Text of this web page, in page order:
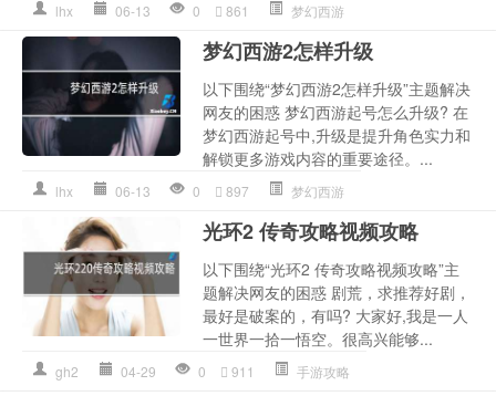
lhx 06-13 0 861 梦幻西游
梦幻西游2怎样升级
以下围绕“梦幻西游2怎样升级”主题解决
网友的困惑 梦幻西游起号怎么升级? 在
梦幻西游起号中,升级是提升角色实力和
解锁更多游戏内容的重要途径。...
lhx 06-13 0 897 梦幻西游
光环2 传奇攻略视频攻略
以下围绕“光环2 传奇攻略视频攻略”主
题解决网友的困惑 剧荒，求推荐好剧，
最好是破案的，有吗? 大家好,我是一人
一世界一拾一悟空。很高兴能够...
gh2 04-29 0 911 手游攻略